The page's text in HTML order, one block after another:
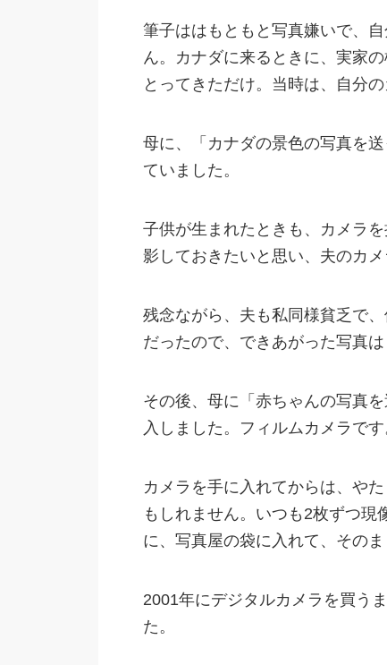
筆子ははもともと写真嫌いで、
ん。カナダに来るときに、実家
とってきただけ。当時は、自分
母に、「カナダの景色の写真を
ていました。
子供が生まれたときも、カメラ
影しておきたいと思い、夫のカメ
残念ながら、夫も私同様貧乏で
だったので、できあがった写真
その後、母に「赤ちゃんの写真
入しました。フィルムカメラです
カメラを手に入れてからは、や
もしれません。いつも2枚ずつ
に、写真屋の袋に入れて、そのま
2001年にデジタルカメラを買う
た。